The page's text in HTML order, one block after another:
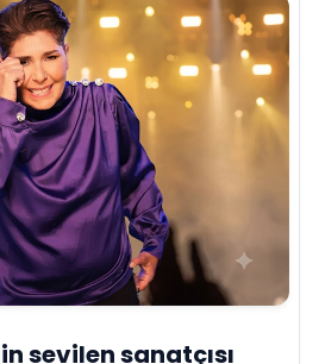
sevilen sanatçısı